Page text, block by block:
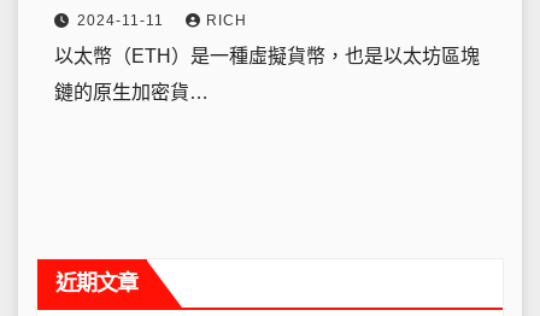
2024-11-11 RICH
以太幣（ETH）是一種虛擬貨幣，也是以太坊區塊
鏈的原生加密貨…
近期文章